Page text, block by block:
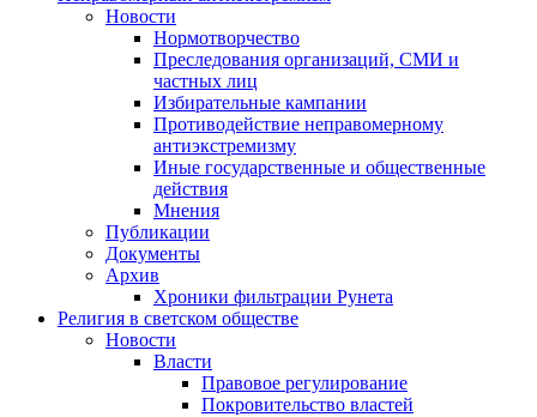
Новости
Нормотворчество
Преследования организаций, СМИ и
частных лиц
Избирательные кампании
Противодействие неправомерному
антиэкстремизму
Иные государственные и общественные
действия
Мнения
Публикации
Документы
Архив
Хроники фильтрации Рунета
Религия в светском обществе
Новости
Власти
Правовое регулирование
Покровительство властей